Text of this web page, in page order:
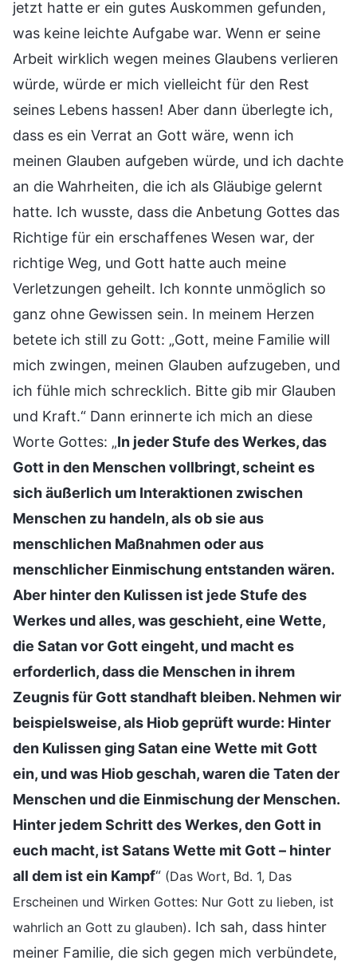
jetzt hatte er ein gutes Auskommen gefunden,
was keine leichte Aufgabe war. Wenn er seine
Arbeit wirklich wegen meines Glaubens verlieren
würde, würde er mich vielleicht für den Rest
seines Lebens hassen! Aber dann überlegte ich,
dass es ein Verrat an Gott wäre, wenn ich
meinen Glauben aufgeben würde, und ich dachte
an die Wahrheiten, die ich als Gläubige gelernt
hatte. Ich wusste, dass die Anbetung Gottes das
Richtige für ein erschaffenes Wesen war, der
richtige Weg, und Gott hatte auch meine
Verletzungen geheilt. Ich konnte unmöglich so
ganz ohne Gewissen sein. In meinem Herzen
betete ich still zu Gott: „Gott, meine Familie will
mich zwingen, meinen Glauben aufzugeben, und
ich fühle mich schrecklich. Bitte gib mir Glauben
und Kraft.“ Dann erinnerte ich mich an diese
Worte Gottes: „In jeder Stufe des Werkes, das
Gott in den Menschen vollbringt, scheint es
sich äußerlich um Interaktionen zwischen
Menschen zu handeln, als ob sie aus
menschlichen Maßnahmen oder aus
menschlicher Einmischung entstanden wären.
Aber hinter den Kulissen ist jede Stufe des
Werkes und alles, was geschieht, eine Wette,
die Satan vor Gott eingeht, und macht es
erforderlich, dass die Menschen in ihrem
Zeugnis für Gott standhaft bleiben. Nehmen wir
beispielsweise, als Hiob geprüft wurde: Hinter
den Kulissen ging Satan eine Wette mit Gott
ein, und was Hiob geschah, waren die Taten der
Menschen und die Einmischung der Menschen.
Hinter jedem Schritt des Werkes, den Gott in
euch macht, ist Satans Wette mit Gott – hinter
all dem ist ein Kampf“ (Das Wort, Bd. 1, Das
Erscheinen und Wirken Gottes: Nur Gott zu lieben, ist
wahrlich an Gott zu glauben). Ich sah, dass hinter
meiner Familie, die sich gegen mich verbündete,